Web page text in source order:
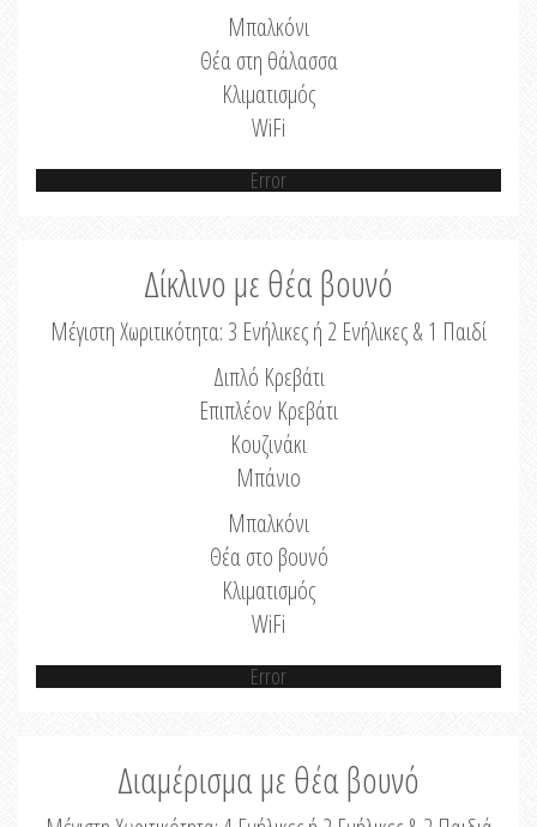
Μπαλκόνι
Θέα στη θάλασσα
Κλιματισμός
WiFi
Error
Δίκλινο με θέα βουνό
Μέγιστη Χωριτικότητα: 3 Ενήλικες ή 2 Ενήλικες & 1 Παιδί
Διπλό Κρεβάτι
Επιπλέον Κρεβάτι
Κουζινάκι
Μπάνιο
Μπαλκόνι
Θέα στο βουνό
Κλιματισμός
WiFi
Error
Διαμέρισμα με θέα βουνό